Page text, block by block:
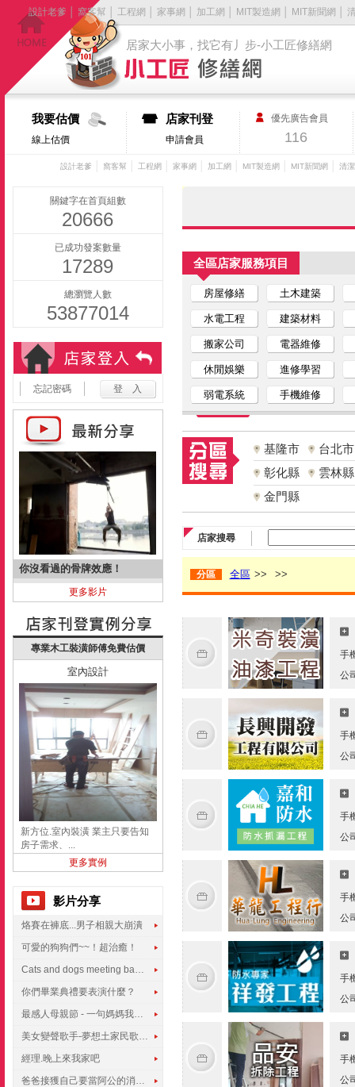
居家大小事，找它有丿步-小工匠修繕網
設計老爹 窩客幫 工程網 家事網 加工網 MIT製造網 MIT新聞網
我要估價
線上估價
店家刊登
申請會員
優先廣告會員
116
設計老爹 窩客幫 工程網 家事網 加工網 MIT製造網 MIT新聞網 清
關鍵字在首頁組數
20666
已成功發案數量
17289
總瀏覽人數
53877014
忘記密碼
你沒看過的骨牌效應！
更多影片
專業木工裝潢師傅免費估價
室內設計
新方位.室內裝潢 業主只要告知
房子需求、...
更多實例
影片分享
烙賽在褲底...男子相親大崩潰
可愛的狗狗們~~！超治癒！
Cats and dogs meeting babies for the first time
你們畢業典禮要表演什麼？
最感人母親節 - 一句媽媽我愛你
美女變聲歌手-夢想土家民歌傳遍世界
經理.晚上來我家吧
爸爸接獲自己要當阿公的消息，反應史上最可愛!!!
全區店家服務項目
房屋修繕 土木建築
水電工程 建築材料
搬家公司 電器維修
休閒娛樂 進修學習
弱電系統 手機維修
基隆市
台北市
彰化縣
雲林縣
金門縣
店家搜尋
分區 全區 >> >>
手
公
手
公
手
公
手
公
手
公
手
公